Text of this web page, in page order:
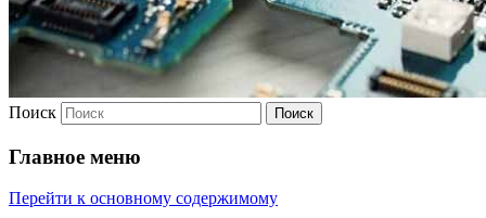
Поиск
Главное меню
Перейти к основному содержимому